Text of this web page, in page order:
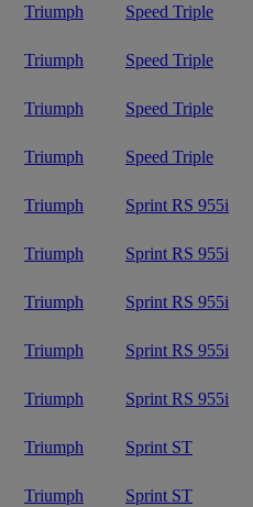
Triumph Speed Triple
Triumph Speed Triple
Triumph Speed Triple
Triumph Speed Triple
Triumph Sprint RS 955i
Triumph Sprint RS 955i
Triumph Sprint RS 955i
Triumph Sprint RS 955i
Triumph Sprint RS 955i
Triumph Sprint ST
Triumph Sprint ST